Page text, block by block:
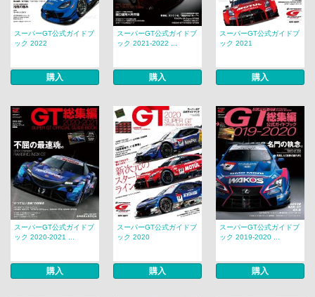
スーパーGT公式ガイドブ
ック 2022
購入
スーパーGT公式ガイドブ
ック 2021-2022 ...
購入
スーパーGT公式ガイドブ
ック 2021
購入
スーパーGT公式ガイドブ
ック 2020-2021 ...
購入
スーパーGT公式ガイドブ
ック 2020
購入
スーパーGT公式ガイドブ
ック 2019-2020 ...
購入